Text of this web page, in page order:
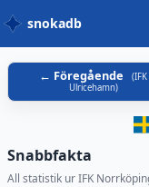
snokadb
Föregående (IFK
Ulricehamn)
Snabbfakta
All statistik ur IFK